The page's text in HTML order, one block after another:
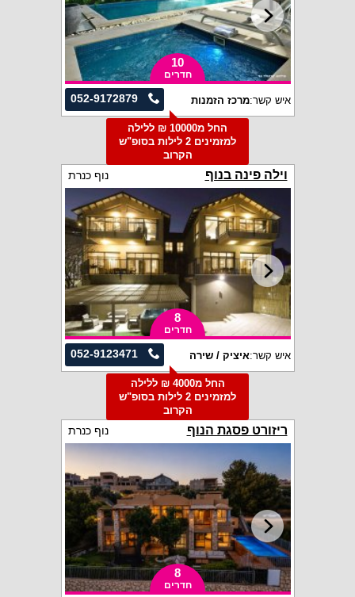
10
חדרים
052-9172879 איש קשר:מרכז הזמנות
החל מ10000 ₪ ללילה
למזמינים 2 לילות בסופ"ש
הקרוב
וילה פינה בנוף נוף כנרת
8
חדרים
052-9123471 איש קשר:איציק / שירה
החל מ4000 ₪ ללילה
למזמינים 2 לילות בסופ"ש
הקרוב
ריזורט פסגת הנוף נוף כנרת
8
חדרים